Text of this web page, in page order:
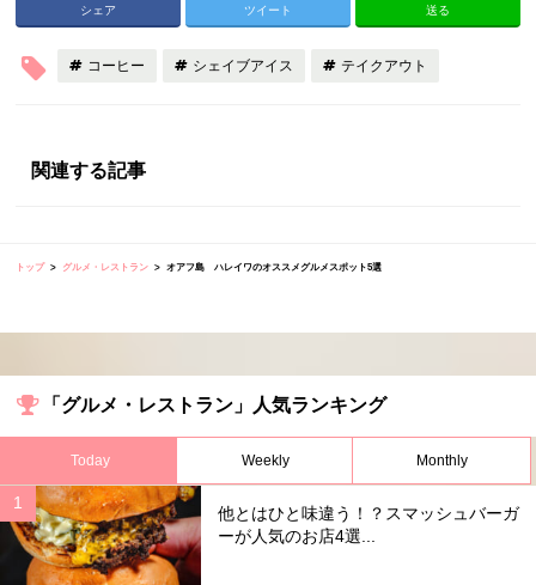
シェア ツイート 送る
コーヒー シェイブアイス テイクアウト
関連する記事
トップ グルメ・レストラン オアフ島 ハレイワのオススメグルメスポット5選
「グルメ・レストラン」人気ランキング
Today Weekly Monthly
他とはひと味違う！？スマッシュバーガ
ーが人気のお店4選...